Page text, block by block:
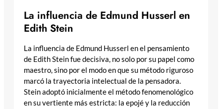
La influencia de Edmund Husserl en
Edith Stein
La influencia de Edmund Husserl en el pensamiento
de Edith Stein fue decisiva, no solo por su papel como
maestro, sino por el modo en que su método riguroso
marcó la trayectoria intelectual de la pensadora.
Stein adoptó inicialmente el método fenomenológico
en su vertiente más estricta: la epojé y la reducción